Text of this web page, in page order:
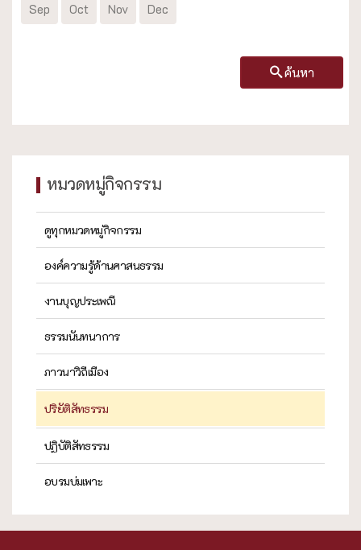
Sep Oct Nov Dec
ค้นหา
หมวดหมู่กิจกรรม
ดูทุกหมวดหมู่กิจกรรม
องค์ความรู้ด้านศาสนธรรม
งานบุญประเพณี
ธรรมนันทนาการ
ภาวนาวิถีเมือง
ปริยัติสัทธรรม
ปฏิบัติสัทธรรม
อบรมบ่มเพาะ